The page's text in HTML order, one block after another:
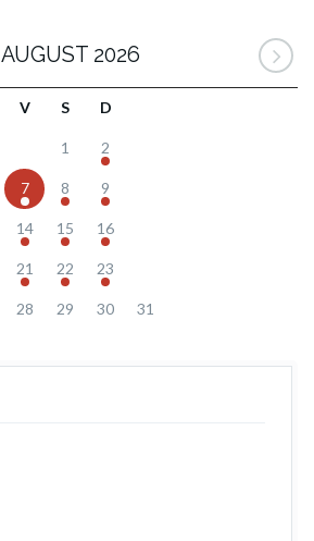
AUGUST 2026
V S D
1 2
7 8 9
14 15 16
21 22 23
28 29 30 31